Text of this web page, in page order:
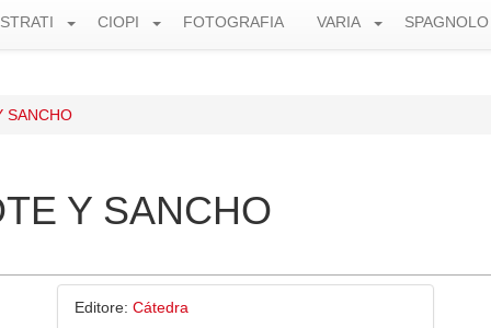
CIOPI FOTOGRAFIA VARIA SPAGNOLO
SANCHO
Y SANCHO
Editore: Cátedra